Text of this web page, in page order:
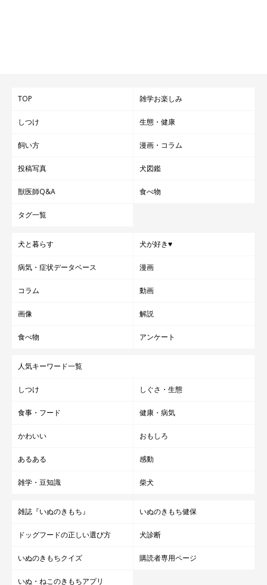
TOP 雑学お楽しみ
しつけ 生態・健康
飼い方 漫画・コラム
投稿写真 犬図鑑
獣医師Q&A 食べ物
タグ一覧
犬と暮らす 犬が好き♥
病気・症状データベース 漫画
コラム 動画
画像 解説
食べ物 アンケート
人気キーワード一覧
しつけ しぐさ・生態
食事・フード 健康・病気
かわいい おもしろ
あるある 感動
雑学・豆知識 柴犬
雑誌『いぬのきもち』 いぬのきもち健保
ドッグフードの正しい選び方 犬診断
いぬのきもちクイズ 購読者専用ページ
いぬ・ねこのきもちアプリ